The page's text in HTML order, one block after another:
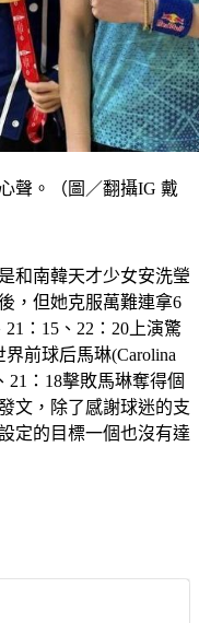
，但她克服萬難連拿6
：15、22：20上演驚
前球后馬琳(Carolina
：18擊敗馬琳奪得個
文，除了感謝球迷的支
定的目標一個也沒有達